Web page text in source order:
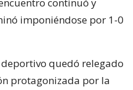
continuó y
imponiéndose por 1-0
quedó relegado
protagonizada por la